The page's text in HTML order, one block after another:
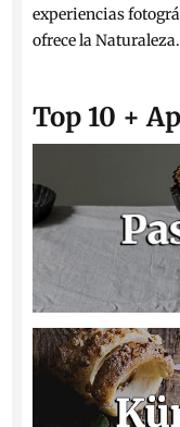
experiencias
ofrece la
Top 10 +